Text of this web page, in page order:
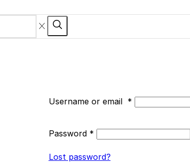
Username or email *
Password *
Lost password?